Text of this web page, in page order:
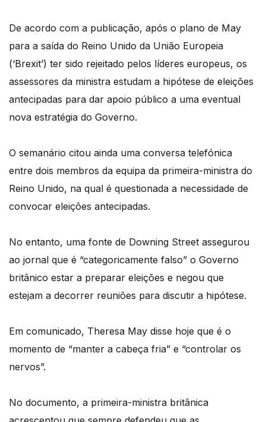
De acordo com a publicação, após o plano de May
para a saída do Reino Unido da União Europeia
(‘Brexit’) ter sido rejeitado pelos líderes europeus, os
assessores da ministra estudam a hipótese de eleições
antecipadas para dar apoio público a uma eventual
nova estratégia do Governo.
O semanário citou ainda uma conversa telefónica
entre dois membros da equipa da primeira-ministra do
Reino Unido, na qual é questionada a necessidade de
convocar eleições antecipadas.
No entanto, uma fonte de Downing Street assegurou
ao jornal que é “categoricamente falso” o Governo
britânico estar a preparar eleições e negou que
estejam a decorrer reuniões para discutir a hipótese.
Em comunicado, Theresa May disse hoje que é o
momento de “manter a cabeça fria” e “controlar os
nervos”.
No documento, a primeira-ministra britânica